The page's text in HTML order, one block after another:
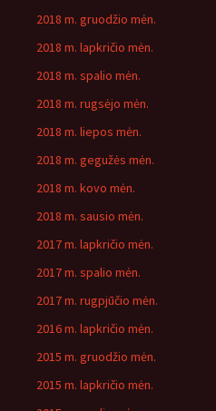
2018 m. gruodžio mėn.
2018 m. lapkričio mėn.
2018 m. spalio mėn.
2018 m. rugsėjo mėn.
2018 m. liepos mėn.
2018 m. gegužės mėn.
2018 m. kovo mėn.
2018 m. sausio mėn.
2017 m. lapkričio mėn.
2017 m. spalio mėn.
2017 m. rugpjūčio mėn.
2016 m. lapkričio mėn.
2015 m. gruodžio mėn.
2015 m. lapkričio mėn.